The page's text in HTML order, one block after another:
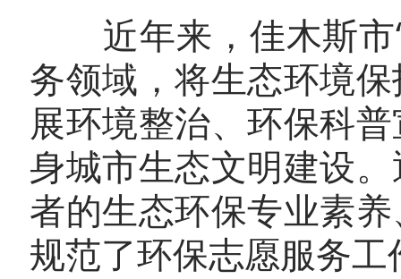
近年来，佳木斯市“
务领域，将生态环境
展环境整治、环保科
身城市生态文明建设
者的生态环保专业素
规范了环保志愿服务